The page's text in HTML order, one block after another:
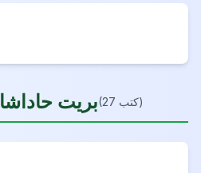
بريت حاداشا(27 كتب)